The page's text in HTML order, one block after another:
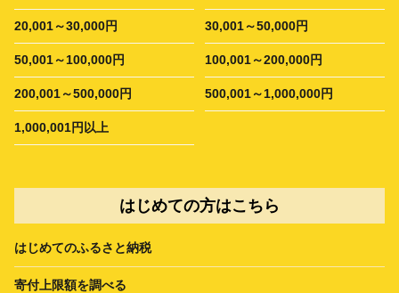
20,001～30,000円 30,001～50,000円
50,001～100,000円 100,001～200,000円
200,001～500,000円 500,001～1,000,000円
1,000,001円以上
はじめての方はこちら
はじめてのふるさと納税
寄付上限額を調べる